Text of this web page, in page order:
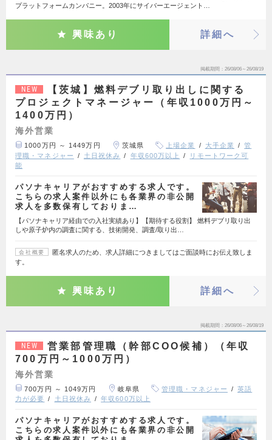
プラットフォームカンパニー。2003年にサイバーエージェント…
興味あり 詳細へ
掲載期間 26/08/06～26/08/19
NEW
【茨城】燃料デブリ取り出しに関する
プロジェクトマネージャー（年収1000万円～
1400万円）
海外営業
1000万円 ～ 1449万円 茨城県 上場企業 大手企業
管
理職・マネジャー
土日祝休み 年収600万以上
リモートワーク可
能
パソナキャリアがおすすめする求人です。
こちらの求人案件以外にも各業界の非公開
求人を多数保有しておりま…
【パソナキャリア経由での入社実績あり】【期待する役割】 燃料デブリ取り出
しや原子炉内の調査に関する、技術開発、調査/取り出…
会社概要
匿名求人のため、求人詳細につきましてはご面談時にお伝え致しま
す。
興味あり 詳細へ
掲載期間 26/08/06～26/08/19
NEW
営業部管理職（幹部COO候補）（年収
700万円～1000万円）
海外営業
700万円 ～ 1049万円 岐阜県 管理職・マネジャー
英語
力が必要
土日祝休み 年収600万以上
パソナキャリアがおすすめする求人です。
こちらの求人案件以外にも各業界の非公開